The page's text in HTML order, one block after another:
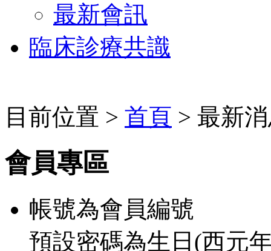
最新會訊
臨床診療共識
目前位置 > 首頁 > 最新
會員專區
帳號為會員編號
預設密碼為生日(西元